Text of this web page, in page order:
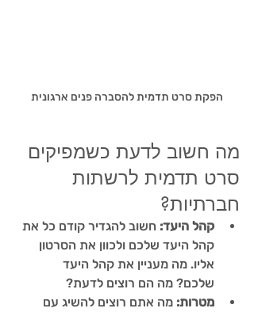
הפקת סרט תדמית להסברה פנים ארגונית
מה חשוב לדעת כשמפיקים
סרט תדמית לרשתות
חברתיות?
קהל היעד: חשוב להגדיר קודם כל את
קהל היעד שלכם ולכוון את הסרטון
אליו. מה מעניין את קהל היעד
שלכם? מה הם רוצים לדעת?
מטרות: מה אתם רוצים להשיג עם